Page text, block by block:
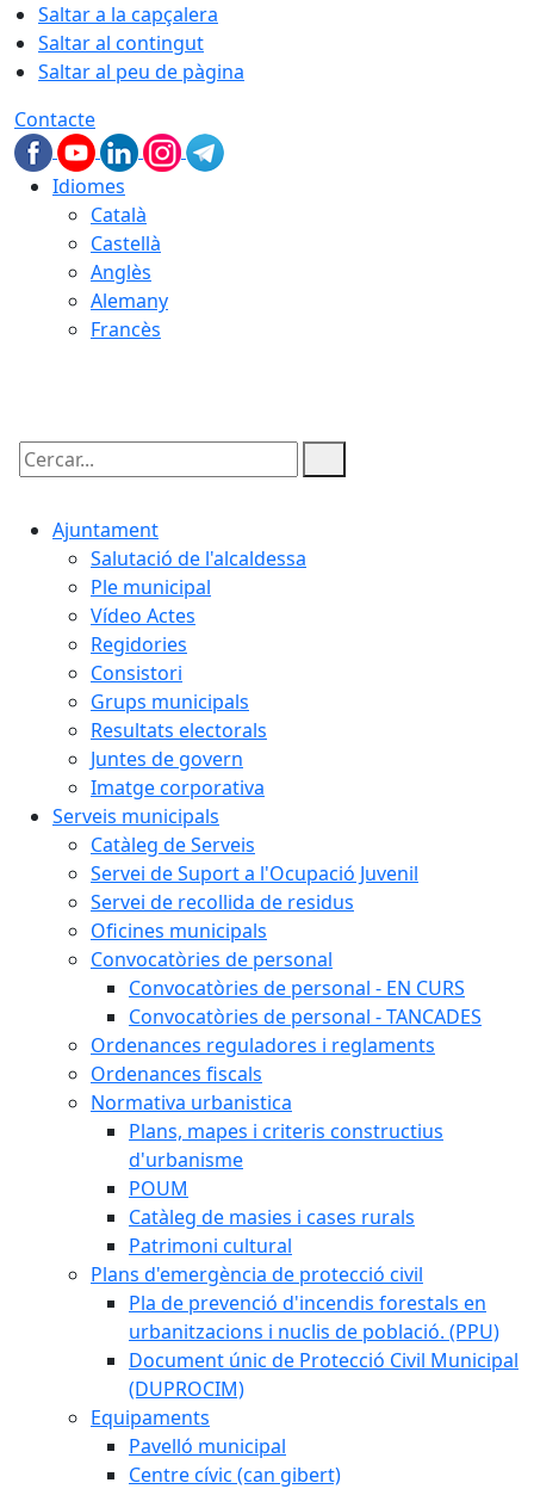
Saltar a la capçalera
Saltar al contingut
Saltar al peu de pàgina
Contacte
Idiomes
Català
Castellà
Anglès
Alemany
Francès
Cercar:
Ajuntament
Salutació de l'alcaldessa
Ple municipal
Vídeo Actes
Regidories
Consistori
Grups municipals
Resultats electorals
Juntes de govern
Imatge corporativa
Serveis municipals
Catàleg de Serveis
Servei de Suport a l'Ocupació Juvenil
Servei de recollida de residus
Oficines municipals
Convocatòries de personal
Convocatòries de personal - EN CURS
Convocatòries de personal - TANCADES
Ordenances reguladores i reglaments
Ordenances fiscals
Normativa urbanistica
Plans, mapes i criteris constructius
d'urbanisme
POUM
Catàleg de masies i cases rurals
Patrimoni cultural
Plans d'emergència de protecció civil
Pla de prevenció d'incendis forestals en
urbanitzacions i nuclis de població. (PPU)
Document únic de Protecció Civil Municipal
(DUPROCIM)
Equipaments
Pavelló municipal
Centre cívic (can gibert)